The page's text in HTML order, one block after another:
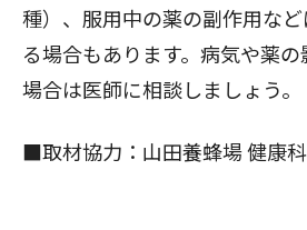
種）、服用中の薬の副作用な
る場合もあります。病気や薬
場合は医師に相談しましょう。
■取材協力： 山田養蜂場 健康